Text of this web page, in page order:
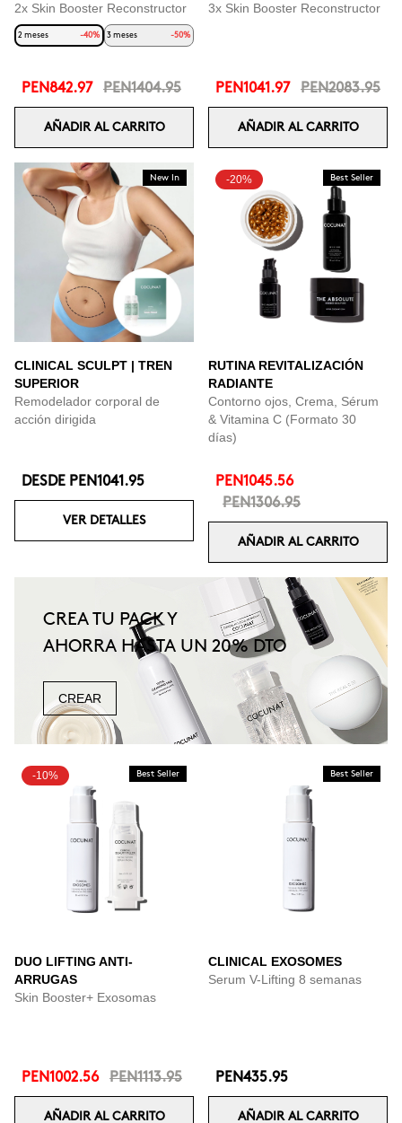
2x Skin Booster Reconstructor
2 meses -40% 3 meses -50%
PEN842.97 PEN1404.95
AÑADIR AL CARRITO
3x Skin Booster Reconstructor
PEN1041.97 PEN2083.95
AÑADIR AL CARRITO
New In
CLINICAL SCULPT | TREN
SUPERIOR
Remodelador corporal de
acción dirigida
DESDE PEN1041.95
VER DETALLES
-20% Best Seller
RUTINA REVITALIZACIÓN
RADIANTE
Contorno ojos, Crema, Sérum
& Vitamina C (Formato 30
días)
PEN1045.56
PEN1306.95
AÑADIR AL CARRITO
CREA TU PACK Y
AHORRA HASTA UN 20% DTO
CREAR
-10% Best Seller
DUO LIFTING ANTI-
ARRUGAS
Skin Booster+ Exosomas
PEN1002.56 PEN1113.95
AÑADIR AL CARRITO
Best Seller
CLINICAL EXOSOMES
Serum V-Lifting 8 semanas
PEN435.95
AÑADIR AL CARRITO